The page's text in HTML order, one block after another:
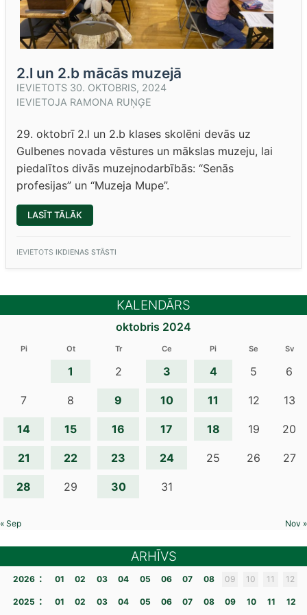
2.l un 2.b mācās muzejā
IEVIETOTS 30. OKTOBRIS, 2024
IEVIETOJA RAMONA RUŅĢE
29. oktobrī 2.l un 2.b klases skolēni devās uz
Gulbenes novada vēstures un mākslas muzeju, lai
piedalītos divās muzejnodarbībās: “Senās
profesijas” un “Muzeja Mupe”.
LASĪT TĀLĀK
UN
MUZEJĀ”
IEVIETOTS IKDIENAS STĀSTI
KALENDĀRS
oktobris 2024
Pi Ot Tr Ce Pi Se Sv
1 2 3 4 5 6
7 8 9 10 11 12 13
14 15 16 17 18 19 20
21 22 23 24 25 26 27
28 29 30 31
« Sep Nov »
ARHĪVS
2026 : 01 02 03 04 05 06 07 08 09 10 11 12
2025 : 01 02 03 04 05 06 07 08 09 10 11 12